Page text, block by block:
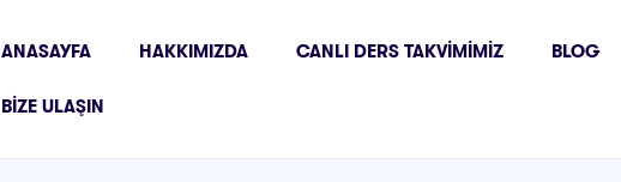
ANASAYFA HAKKIMIZDA CANLI DERS TAKVIMIMIZ BLOG
BIZE ULAŞIN